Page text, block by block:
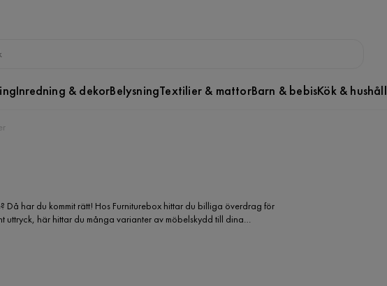
Inredning & dekorBelysningTextilier & mattorBarn & bebisKök & hushåll
har du kommit rätt! Hos Furniturebox hittar du billiga överdrag för
uttryck, här hittar du många varianter av möbelskydd till dina
i begrepp att köpa ett möbelskydd till din utemöbelgrupp? Ett
i många olika varianter för en trivsammare och bekvämare